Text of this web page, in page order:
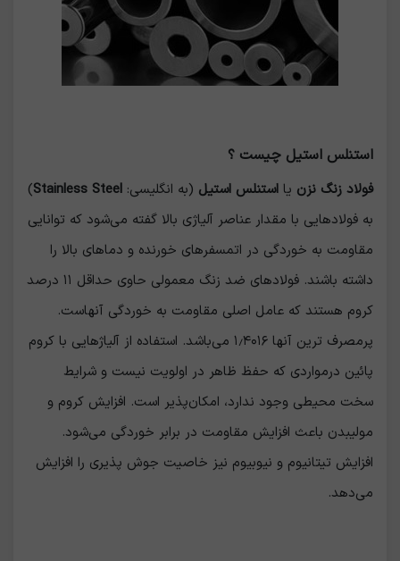
استنلس استیل چیست ؟
فولاد زنگ نزن یا استنلس استیل (به انگلیسی: Stainless Steel
)
به فولادهایی با مقدار عناصر آلیاژی بالا گفته می‌شود که توانایی
مقاومت به خوردگی در اتمسفرهای خورنده و دماهای بالا را
داشته باشند. فولادهای ضد زنگ معمولی حاوی حداقل ۱۱ درصد
کروم هستند که عامل اصلی مقاومت به خوردگی آنهاست.
پرمصرف ترین آنها ۱٫۴۰۱۶ می‌باشد. استفاده از آلیاژهایی با کروم
پائین درمواردی که حفظ ظاهر در اولویت نیست و شرایط
سخت محیطی وجود ندارد، امکان‌پذیر است. افزایش کروم و
مولیبدن باعث افزایش مقاومت در برابر خوردگی می‌شود.
افزایش تیتانیوم و نیوبیوم نیز خاصیت جوش پذیری را افزایش
می‌دهد.